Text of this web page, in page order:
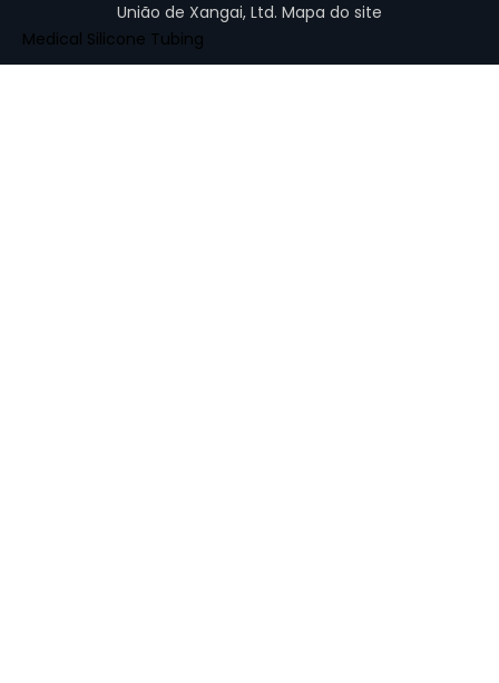
União de Xangai, Ltd. Mapa do site
Medical Silicone Tubing